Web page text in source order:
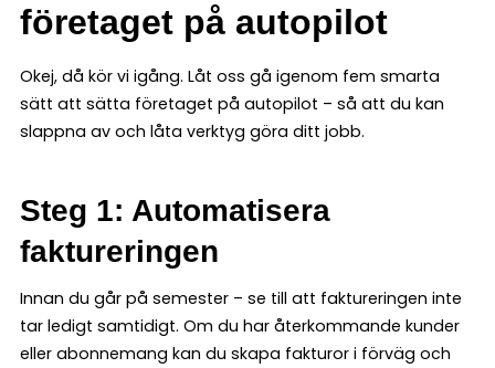
företaget på autopilot
Okej, då kör vi igång. Låt oss gå igenom fem smarta
sätt att sätta företaget på autopilot – så att du kan
slappna av och låta verktyg göra ditt jobb.
Steg 1: Automatisera
faktureringen
Innan du går på semester – se till att faktureringen inte
tar ledigt samtidigt. Om du har återkommande kunder
eller abonnemang kan du skapa fakturor i förväg och